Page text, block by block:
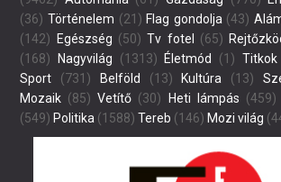
(36) Történelem (21) Flag gondolja (43)
(142)
Egészség (50) Tv fotel (65)
(168)
Nagyvilág (1313) Életmód (1)
Sport (731) Belföld (13) Kultúra (13)
Mozaik (85) Vetítő (30) Heti lámpás (459)
(549) Politika (1588) Tereb (146) Mozi világ